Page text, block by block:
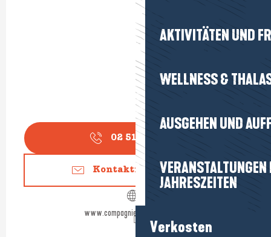
AKTIVITÄTEN UND
WELLNESS &
AUSGEHEN UND
JAHRESZEITEN
Verkosten
02 51 60 14
Kontaktieren Sie uns
www.compagnie-vendeenne.com